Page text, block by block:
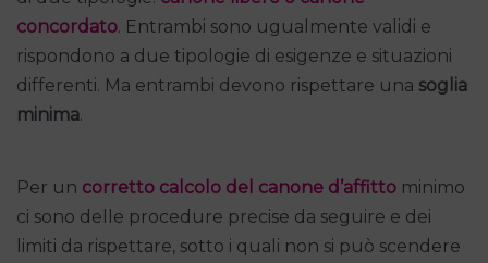
concordato. Entrambi sono ugualmente validi e
rispondono a due tipologie di esigenze e situazioni
differenti. Ma entrambi devono rispettare una soglia
minima.
Per un corretto calcolo del canone d’affitto minimo
ci sono delle procedure precise da seguire e dei
limiti da rispettare, sotto i quali non si può scendere